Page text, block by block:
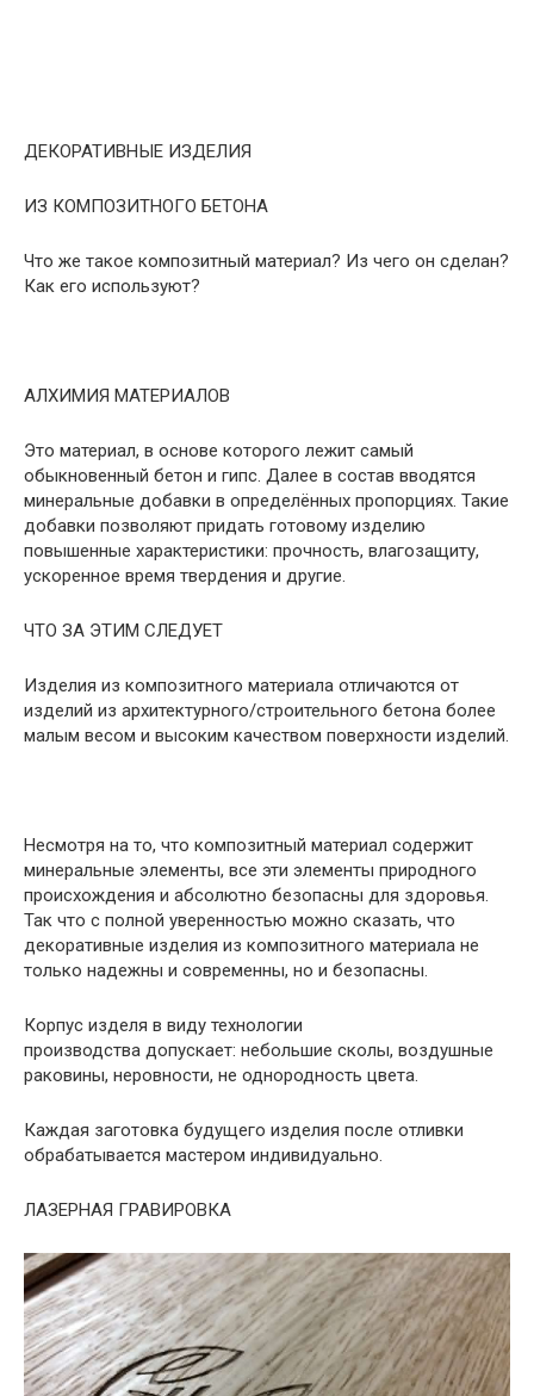
ДЕКОРАТИВНЫЕ ИЗДЕЛИЯ
ИЗ КОМПОЗИТНОГО БЕТОНА
Что же такое композитный материал? Из чего он сделан?
Как его используют?
АЛХИМИЯ МАТЕРИАЛОВ
Это материал, в основе которого лежит самый
обыкновенный бетон и гипс. Далее в состав вводятся
минеральные добавки в определённых пропорциях. Такие
добавки позволяют придать готовому изделию
повышенные характеристики: прочность, влагозащиту,
ускоренное время твердения и другие.
ЧТО ЗА ЭТИМ СЛЕДУЕТ
Изделия из композитного материала отличаются от
изделий из архитектурного/строительного бетона более
малым весом и высоким качеством поверхности изделий.
Несмотря на то, что композитный материал содержит
минеральные элементы, все эти элементы природного
происхождения и абсолютно безопасны для здоровья.
Так что с полной уверенностью можно сказать, что
декоративные изделия из композитного материала не
только надежны и современны, но и безопасны.
Корпус изделя в виду технологии
производства допускает: небольшие сколы, воздушные
раковины, неровности, не однородность цвета.
Каждая заготовка будущего изделия после отливки
обрабатывается мастером индивидуально.
ЛАЗЕРНАЯ ГРАВИРОВКА